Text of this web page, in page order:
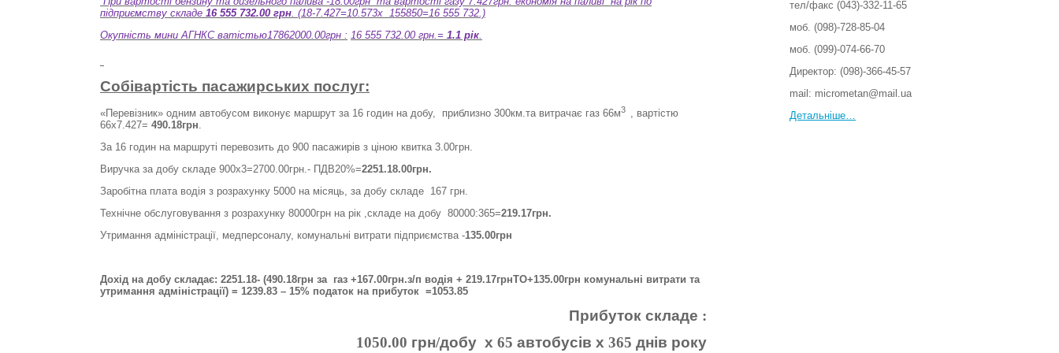
підприємству складе 16 555 732.00 грн . (18-7.427=10.573х
155850=16 555 732.)
Окупність мини АГНКС ватістью17862000.00грн : 16 555 732.00 грн.= 1.1 рік
Собівартість пасажирських послуг:
«Перевізник» одним автобусом виконує маршрут за 16 годин на добу, приблизно 300км.та витрачає газ 66м3 , вартістю
66х7.427= 490.18грн.
За 16 годин на маршруті перевозить до 900 пасажирів з ціною квитка 3.00грн.
Виручка за добу складе 900х3=2700.00грн.- ПДВ20%=2251.18.00грн.
Заробітна плата водія з розрахунку 5000 на місяць, за добу складе 167 грн.
Технічне обслуговування з розрахунку 80000грн на рік ,складе на добу 80000:365=219.17грн.
Утримання адміністрації, медперсоналу, комунальні витрати підприємства -135.00грн
Дохід на добу складає: 2251.18- (490.18грн за газ +167.00грн.з/п водія + 219.17грнТО+135.00грн комунальні витрати та
утримання адміністрації) = 1239.83 – 15% податок на прибуток =1053.85
Прибуток складе :
1050.00 грн/добу х 65 автобусів х 365 днів року
тел/факс (043)-332-11-65
моб. (098)-728-85-04
моб. (099)-074-66-70
Директор: (098)-366-45-57
mail: micrometan@mail.ua
Детальніше…